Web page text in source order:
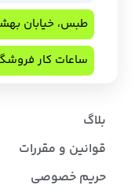
طبس، خیابان بهشتی
ساعات کار فروشگاه
بلاگ
قوانین و مقررات
حریم خصوصی